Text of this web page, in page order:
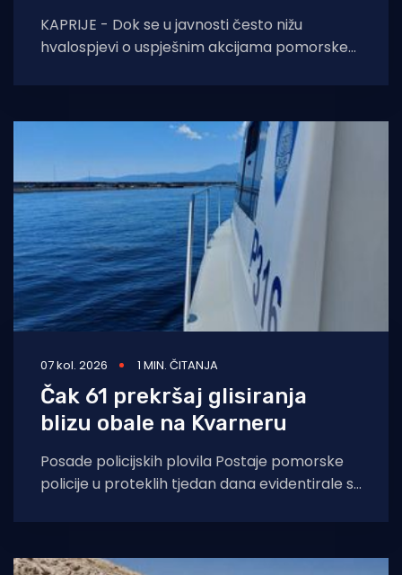
KAPRIJE - Dok se u javnosti često nižu
hvalospjevi o uspješnim akcijama pomorske
stiže
07 kol. 2026 1 MIN. ČITANJA
Čak 61 prekršaj glisiranja
blizu obale na Kvarneru
Posade policijskih plovila Postaje pomorske
policije u proteklih tjedan dana evidentirale su
glisiranja na udaljenosti